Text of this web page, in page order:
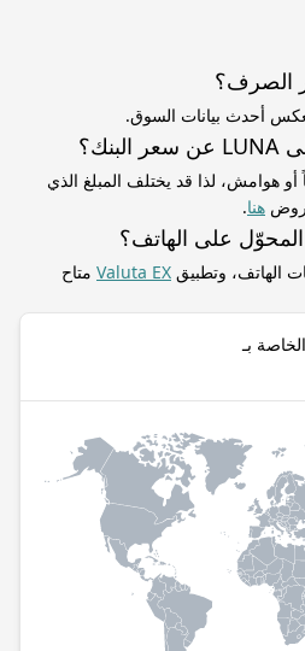
الصرف؟
أحدث بيانات السوق.
هوامش، لذا قد يختلف المبلغ الذي
هنا.
على الهاتف؟
الهاتف، وتطبيق Valuta EX متاح
بـ